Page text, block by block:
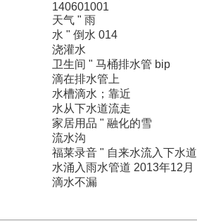
140601001
天气 " 雨
水 " 倒水 014
浇灌水
卫生间 " 马桶排水管 bip
滴在排水管上
水槽滴水；靠近
水从下水道流走
家居用品 " 融化的雪
流水沟
福莱录音 " 自来水流入下水道
水涌入雨水管道 2013年12月
滴水不漏